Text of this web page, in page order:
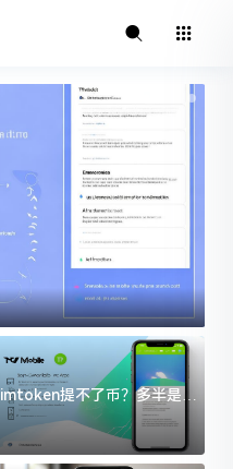
imtoken提不了币？多半是这
几件事没处理好